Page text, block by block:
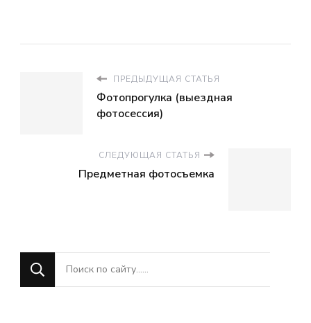
ПРЕДЫДУЩАЯ СТАТЬЯ
Фотопрогулка (выездная
фотосессия)
СЛЕДУЮЩАЯ СТАТЬЯ
Предметная фотосъемка
Ищите
что-